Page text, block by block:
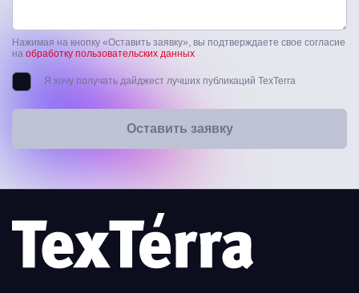
Нажимая на кнопку «Оставить заявку», вы подтверждаете свое согласие
на обработку пользовательских данных
Я хочу получать дайджест лучших публикаций TexTerra
Оставить заявку